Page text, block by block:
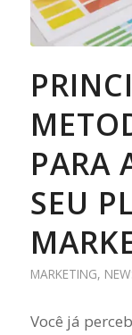
PARA
SEU
MARKETING,
Você já